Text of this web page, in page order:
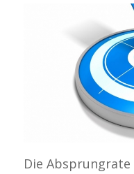
Die